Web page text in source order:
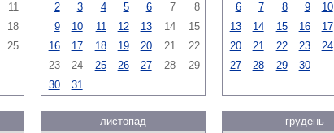
11
18
25
2
3 4 5 6 7
8
9
10 11 12 13 14
15
16
17 18 19 20 21
22
23
24 25 26 27 28
29
30
31
6
7 8 9 10
13
14 15 16 17
20
21 22 23 24
27
28 29 30
листопад
грудень